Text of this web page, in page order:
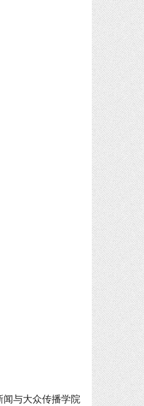
与大众传播学院